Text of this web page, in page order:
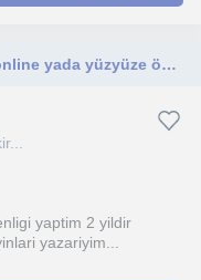
yks ve lise ara sınıf takviye dersleri online yada yüzyüze özel ders öğretmeniyim 30 yıllık dersane tecrübem var Biyotik yazarıyım
yaptim 2 yildir
yazariyim...